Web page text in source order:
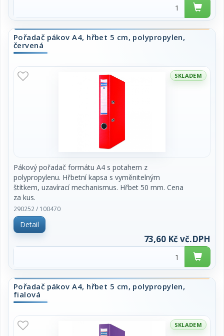
Pořadač pákov A4, hřbet 5 cm, polypropylen,
červená
SKLADEM
Pákový pořadač formátu A4 s potahem z
polypropylenu. Hřbetní kapsa s vyměnitelným
štítkem, uzavírací mechanismus. Hřbet 50 mm. Cena
za kus.
290252 / 100470
Detail
73,60 Kč vč.DPH
Pořadač pákov A4, hřbet 5 cm, polypropylen,
fialová
SKLADEM